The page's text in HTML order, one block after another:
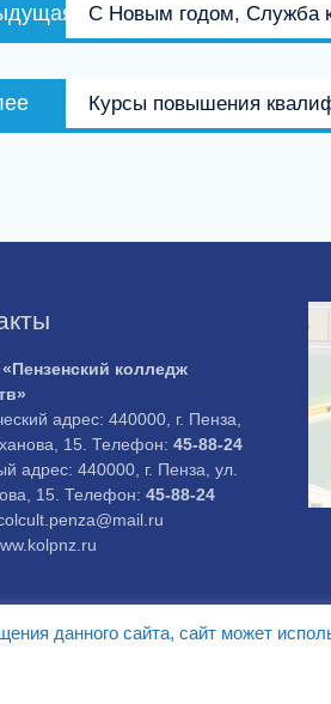
запись:
С Новым годом, Служба
запись:
Курсы повышения
колледж
адрес: 440000, г. Пенза,
15. Телефон: 45-88-24
адрес: 440000, г. Пенза, ул.
15. Телефон: 45-88-24
данного сайта, сайт может